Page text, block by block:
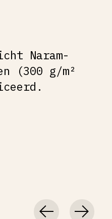
Naram-
(300 g/m²